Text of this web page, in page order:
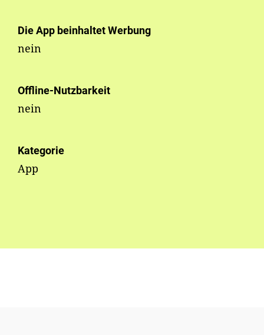
Die App beinhaltet Werbung
nein
Offline-Nutzbarkeit
nein
Kategorie
App